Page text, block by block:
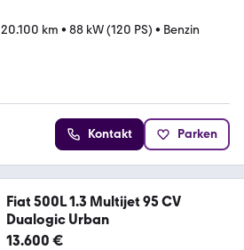
20.100 km • 88 kW (120 PS) • Benzin
Kontakt Parken
Fiat 500L 1.3 Multijet 95 CV
Dualogic Urban
13.600 €